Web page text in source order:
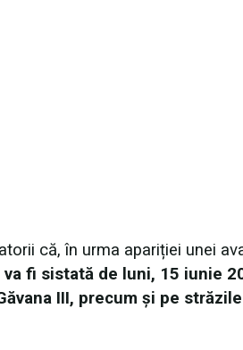
că, în urma apariției unei
fi sistată de luni, 15 iunie
III, precum și pe